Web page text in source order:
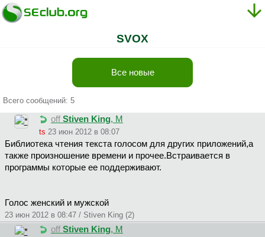
SVOX
Все новые
Всего сообщений: 5
off Stiven King, М
ts 23 июн 2012 в 08:07
Библиотека чтения текста голосом для других приложений,а
также произношение времени и прочее.Встраивается в
программы которые ее поддерживают.
Голос женский и мужской
23 июн 2012 в 08:47 / Stiven King (2)
off Stiven King, М